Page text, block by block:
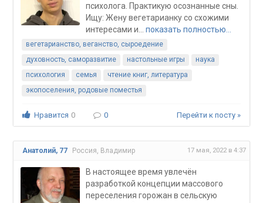
психолога. Практикую осознанные сны.
Ищу: Жену вегетарианку со схожими
интересами и... показать полностью…
вегетарианство, веганство, сыроедение
духовность, саморазвитие
настольные игры
наука
психология
семья
чтение книг, литература
экопоселения, родовые поместья
Нравится 0 0 Перейти к посту »
Анатолий, 77 Россия, Владимир 17 мая, 2022 в 4:37
В настоящее время увлечён
разработкой концепции массового
переселения горожан в сельскую